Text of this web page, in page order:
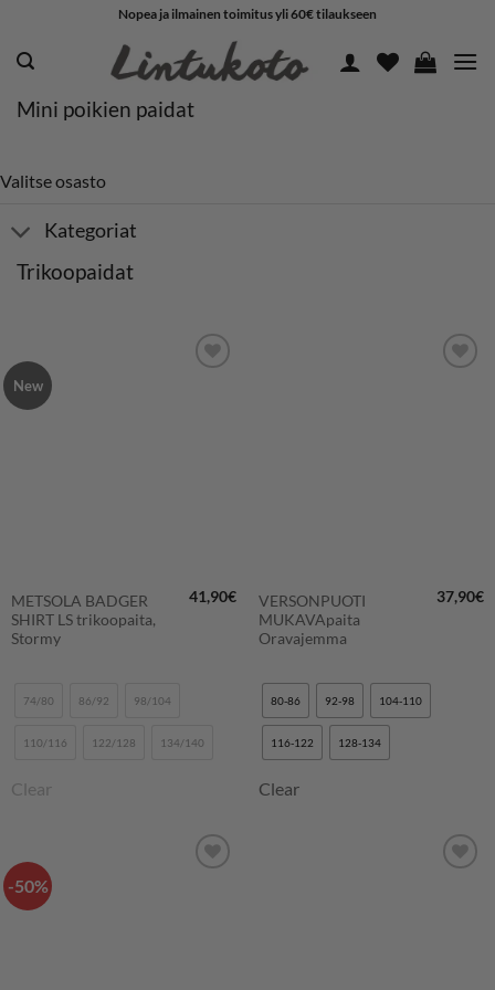
content
Nopea ja ilmainen toimitus yli 60€ tilaukseen
Mini poikien paidat
Valitse osasto
Kategoriat
Trikoopaidat
New
METSOLA BADGER
SHIRT LS trikoopaita,
Stormy
41,90€
74/80 86/92 98/104
110/116 122/128 134/140
Clear
VERSONPUOTI
MUKAVApaita
Oravajemma
37,90€
80-86 92-98 104-110
116-122 128-134
Clear
-50%